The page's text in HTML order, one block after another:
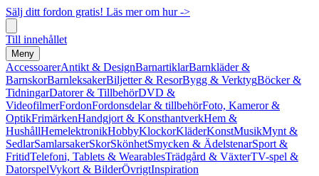
Sälj ditt fordon gratis! Läs mer om hur ->
Till innehållet
Meny
AccessoarerAntikt & DesignBarnartiklarBarnkläder &
BarnskorBarnleksakerBiljetter & ResorBygg & VerktygBöcker &
TidningarDatorer & TillbehörDVD &
VideofilmerFordonFordonsdelar & tillbehörFoto, Kameror &
OptikFrimärkenHandgjort & KonsthantverkHem &
HushållHemelektronikHobbyKlockorKläderKonstMusikMynt &
SedlarSamlarsakerSkorSkönhetSmycken & ÄdelstenarSport &
FritidTelefoni, Tablets & WearablesTrädgård & VäxterTV-spel &
DatorspelVykort & BilderÖvrigtInspiration